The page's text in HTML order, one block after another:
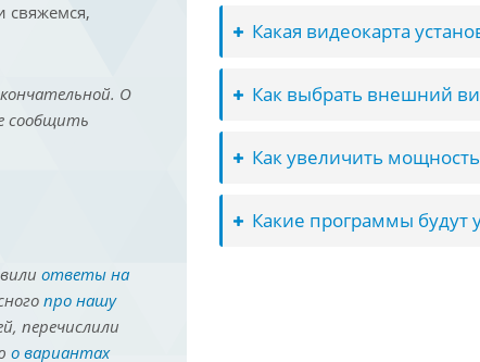
свяжемся,
О
сообщить
ответы на
про нашу
перечислили
о вариантах
Какая видеокарта
Как выбрать внешний
Как увеличить
Какие программы будут